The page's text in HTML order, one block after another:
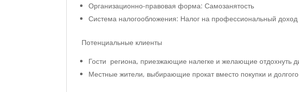
Организационно-правовая форма: Самозанятость
Система налогообложения: Налог на профессиональный
Потенциальные клиенты
Гости региона, приезжающие налегке и желающие отдохнуть
Местные жители, выбирающие прокат вместо покупки и